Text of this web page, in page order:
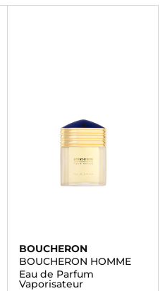
BOUCHERON
BOUCHERON HOMME
Eau de Parfum
Vaporisateur